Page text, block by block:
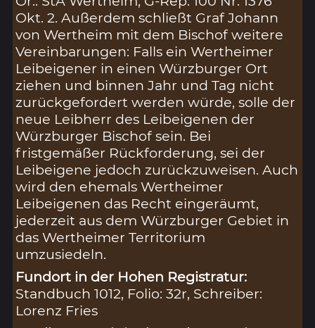
Okt. 2. Außerdem schließt Graf Johann
von Wertheim mit dem Bischof weitere
Vereinbarungen: Falls ein Wertheimer
Leibeigener in einen Würzburger Ort
ziehen und binnen Jahr und Tag nicht
zurückgefordert werden würde, solle der
neue Leibherr des Leibeigenen der
Würzburger Bischof sein. Bei
fristgemäßer Rückforderung, sei der
Leibeigene jedoch zurückzuweisen. Auch
wird den ehemals Wertheimer
Leibeigenen das Recht eingeräumt,
jederzeit aus dem Würzburger Gebiet in
das Wertheimer Territorium
umzusiedeln.
Fundort in der Hohen Registratur:
Standbuch 1012, Folio: 32r, Schreiber:
Lorenz Fries